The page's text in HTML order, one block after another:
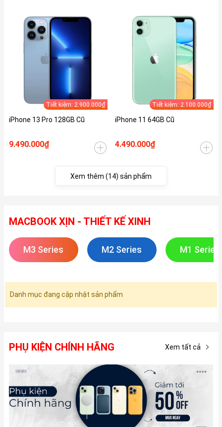
Tiết kiệm: 2.900.000₫
iPhone 13 Pro 128GB Cũ
9.490.000₫
Tiết kiệm: 2.100.000₫
iPhone 11 64GB Cũ
4.490.000₫
Xem thêm (14) sản phẩm
MACBOOK XỊN - THIẾT KẾ XINH
M3 Series M2 Series M1 Series
Danh mục đang cập nhật sản phẩm
PHỤ KIỆN CHÍNH HÃNG Xem tất cả